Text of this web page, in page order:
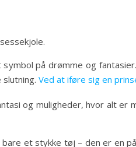
på drømme og
Ved at iføre sig en
og muligheder, hvor alt er
et stykke tøj – den er en